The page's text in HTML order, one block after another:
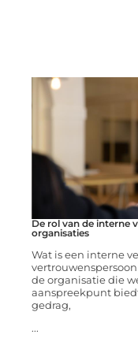
De rol van de interne
organisaties
Wat is een interne
de organisatie die
aanspreekpunt
gedrag,
...